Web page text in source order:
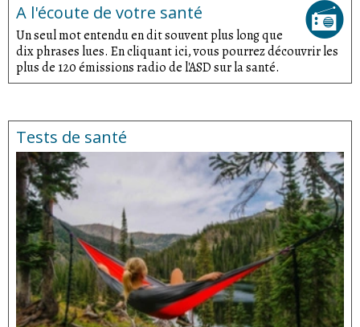
A l'écoute de votre santé
Un seul mot entendu en dit souvent plus long que
dix phrases lues. En cliquant ici, vous pourrez découvrir les
plus de 120 émissions radio de l'ASD sur la santé.
Tests de santé